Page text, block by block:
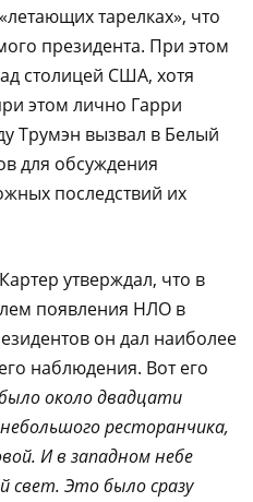
тарелках», что
президента. При этом
столицей США, хотя
этом лично Гарри
Трумэн вызвал в Белый
для обсуждения
последствий их
утверждал, что в
появления НЛО в
он дал наиболее
наблюдения. Вот его
около двадцати
ресторанчика,
И в западном небе
свет. Это было сразу